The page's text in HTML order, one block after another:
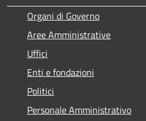
Organi di Governo
Aree Amministrative
Uffici
Enti e fondazioni
Politici
Personale Amministrativo